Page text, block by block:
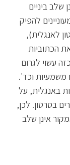
ביניים
להפיק
לאנגלית),
הכתוביות
עשוי לגרום
משמעיות וכד'.
באנגלית, על
בסרטון. לכן,
אינן שלב